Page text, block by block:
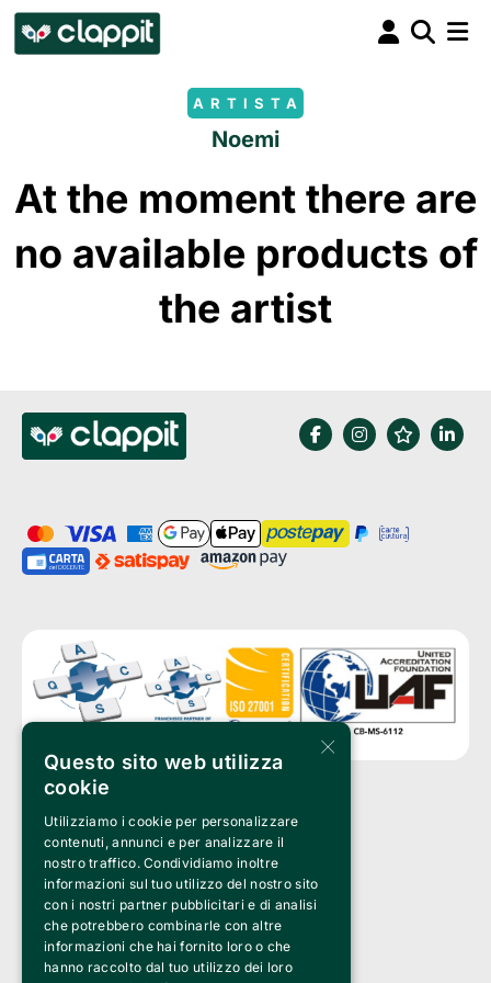
ARTISTA
Noemi
At the moment there are
no available products of
the artist
Clappit is a trademark of:
Bemils Srl
a Socio Unico
Via Fosse Ardeatine, 4 -20092 Cinisello Balsamo (MI)
PI 05589050961
Iscr. C.C.I.A.A. Milano R.E.A. 1833471
© 2010-2025 Bemils Srl - All rights reserved
Credits:
×
Questo sito web utilizza
cookie
Utilizziamo i cookie per personalizzare
contenuti, annunci e per analizzare il
nostro traffico. Condividiamo inoltre
informazioni sul tuo utilizzo del nostro sito
con i nostri partner pubblicitari e di analisi
che potrebbero combinarle con altre
informazioni che hai fornito loro o che
hanno raccolto dal tuo utilizzo dei loro